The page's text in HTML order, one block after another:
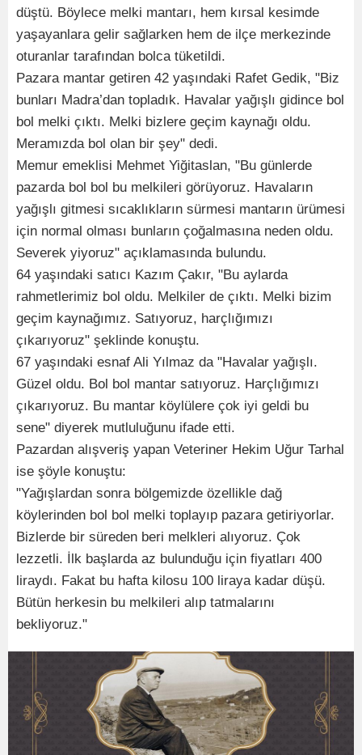
düştü. Böylece melki mantarı, hem kırsal kesimde
yaşayanlara gelir sağlarken hem de ilçe merkezinde
oturanlar tarafından bolca tüketildi.
Pazara mantar getiren 42 yaşındaki Rafet Gedik, "Biz
bunları Madra’dan topladık. Havalar yağışlı gidince bol
bol melki çıktı. Melki bizlere geçim kaynağı oldu.
Meramızda bol olan bir şey" dedi.
Memur emeklisi Mehmet Yiğitaslan, "Bu günlerde
pazarda bol bol bu melkileri görüyoruz. Havaların
yağışlı gitmesi sıcaklıkların sürmesi mantarın ürümesi
için normal olması bunların çoğalmasına neden oldu.
Severek yiyoruz" açıklamasında bulundu.
64 yaşındaki satıcı Kazım Çakır, "Bu aylarda
rahmetlerimiz bol oldu. Melkiler de çıktı. Melki bizim
geçim kaynağımız. Satıyoruz, harçlığımızı
çıkarıyoruz" şeklinde konuştu.
67 yaşındaki esnaf Ali Yılmaz da "Havalar yağışlı.
Güzel oldu. Bol bol mantar satıyoruz. Harçlığımızı
çıkarıyoruz. Bu mantar köylülere çok iyi geldi bu
sene" diyerek mutluluğunu ifade etti.
Pazardan alışveriş yapan Veteriner Hekim Uğur Tarhal
ise şöyle konuştu:
"Yağışlardan sonra bölgemizde özellikle dağ
köylerinden bol bol melki toplayıp pazara getiriyorlar.
Bizlerde bir süreden beri melkleri alıyoruz. Çok
lezzetli. İlk başlarda az bulunduğu için fiyatları 400
liraydı. Fakat bu hafta kilosu 100 liraya kadar düşü.
Bütün herkesin bu melkileri alıp tatmalarını
bekliyoruz."